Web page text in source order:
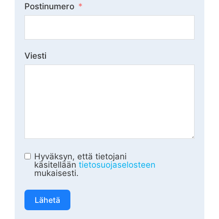
Postinumero
Viesti
Hyväksyn, että tietojani
käsitellään tietosuojaselosteen
mukaisesti.
Lähetä